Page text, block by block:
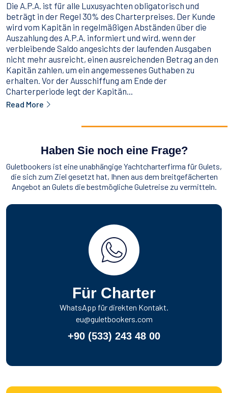
Die A.P.A. ist für alle Luxusyachten obligatorisch und
beträgt in der Regel 30% des Charterpreises. Der Kunde
wird vom Kapitän in regelmäßigen Abständen über die
Auszahlung des A.P.A. informiert und wird, wenn der
verbleibende Saldo angesichts der laufenden Ausgaben
nicht mehr ausreicht, einen ausreichenden Betrag an den
Kapitän zahlen, um ein angemessenes Guthaben zu
erhalten. Vor der Ausschiffung am Ende der
Charterperiode legt der Kapitän...
Read More
Haben Sie noch eine Frage?
Guletbookers ist eine unabhängige Yachtcharterfirma für Gulets,
die sich zum Ziel gesetzt hat, Ihnen aus dem breitgefächerten
Angebot an Gulets die bestmögliche Guletreise zu vermitteln.
Für Charter
WhatsApp für direkten Kontakt.
eu@guletbookers.com
+90 (533) 243 48 00